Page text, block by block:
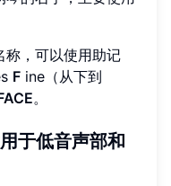
称，可以使用助记
F ine（从下到
。
于低音声部和